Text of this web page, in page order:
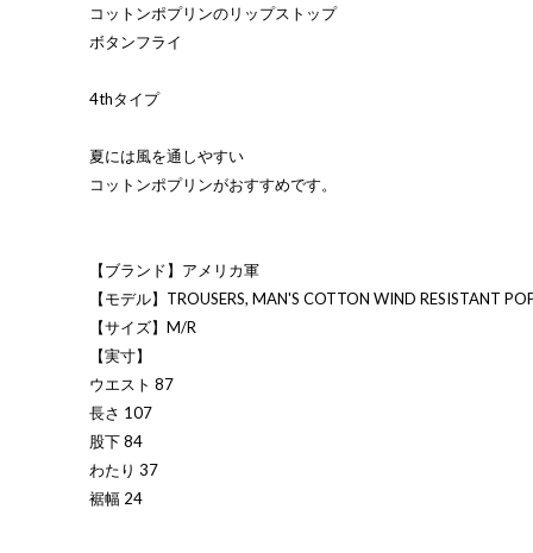
コットンポプリンのリップストップ
ボタンフライ
4thタイプ
夏には風を通しやすい
コットンポプリンがおすすめです。
【ブランド】アメリカ軍
【モデル】TROUSERS, MAN'S COTTON WIND RESISTANT
【サイズ】M/R
【実寸】
ウエスト 87
長さ 107
股下 84
わたり 37
裾幅 24